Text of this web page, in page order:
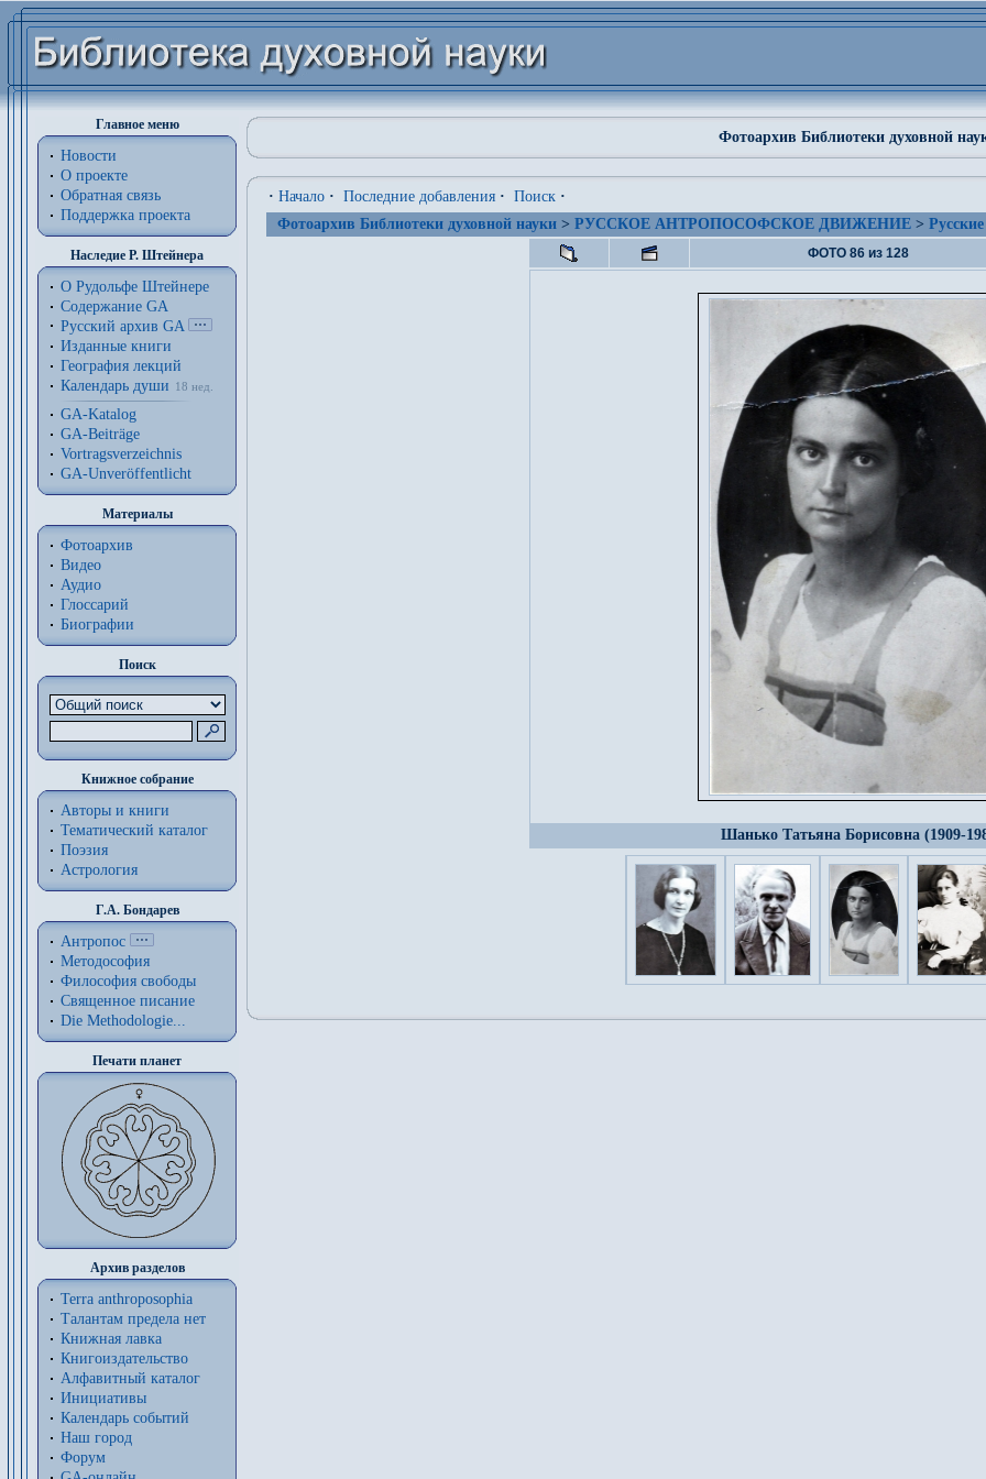
Главное меню
Новости
О проекте
Обратная связь
Поддержка проекта
Наследие Р. Штейнера
О Рудольфе Штейнере
Содержание GA
Русский архив GA
Изданные книги
География лекций
Календарь души
18 нед.
GA-Katalog
GA-Beiträge
Vortragsverzeichnis
GA-Unveröffentlicht
Материалы
Фотоархив
Видео
Аудио
Глоссарий
Биографии
Поиск
Книжное собрание
Авторы и книги
Тематический каталог
Поэзия
Астрология
Г.А. Бондарев
Антропос
Методософия
Философия cвободы
Священное писание
Die Methodologie...
Печати планет
Архив разделов
Terra anthroposophia
Талантам предела нет
Книжная лавка
Книгоиздательство
Алфавитный каталог
Инициативы
Календарь событий
Наш город
Форум
Фотоархив Библиотеки духовной
· Начало · Последние добавления · Поиск ·
Фотоархив Библиотеки духовной науки > РУССКОЕ АНТРОПОСОФСКОЕ ДВИЖЕНИЕ >
ФОТО 86 из 128
Шанько Татьяна Борисовна (1909-